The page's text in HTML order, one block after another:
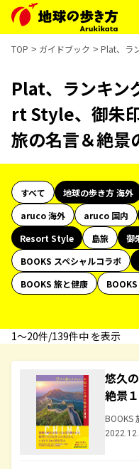
TOP ガイドブック Plat、ラ
Plat、ランキン
rt Style、御朱
旅の名言＆絶景
すべて 地球の歩き方 海外
aruco 海外
aruco 国内
Resort Style
島旅 御
BOOKS スペシャルコラボ
BOOKS 旅と健康
1〜20件/139件中 を表示
悠久
絶景
BOOKS